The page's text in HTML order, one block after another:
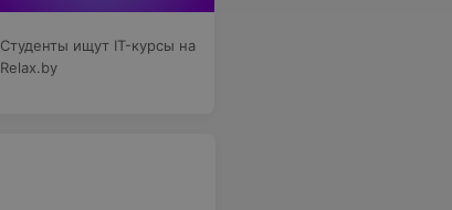
Студенты ищут IT-курсы на
Relax.by